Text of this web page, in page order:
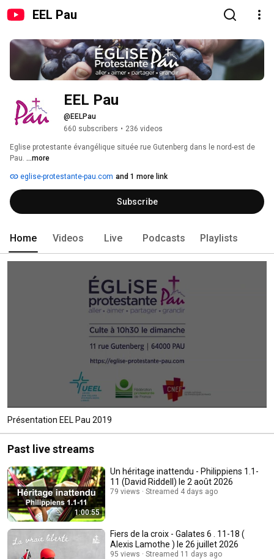
EEL Pau
EEL Pau
@EELPau
660 subscribers • 236 videos
Eglise protestante évangélique située rue Gutenberg dans le nord-est de
Pau. ...more
eglise-protestante-pau.com and 1 more link
Subscribe
Home Videos Live Podcasts Playlists
Présentation EEL Pau 2019
Past live streams
1:00:55
Un héritage inattendu - Philippiens 1.1-
11 (David Riddell) le 2 août 2026
79 views Streamed 4 days ago
Fiers de la croix - Galates 6 . 11-18 (
Alexis Lamothe ) le 26 juillet 2026
95 views Streamed 11 days ago